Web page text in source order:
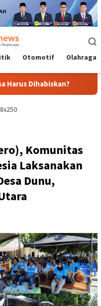
Otomotif Olahraga
Sri
Komunitas
Laksanakan
Dunu,